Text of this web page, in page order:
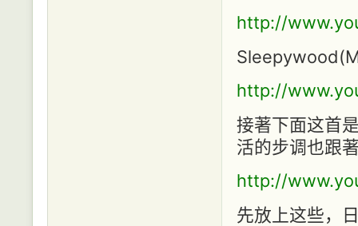
http://
http://
接著下面这首
活的步调也跟
http://
先放上这些，